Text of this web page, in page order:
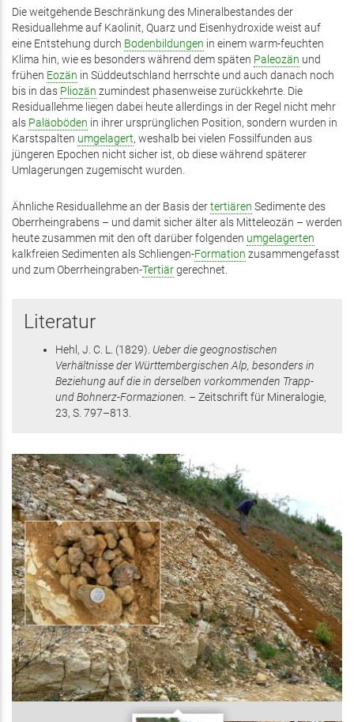
Die weitgehende Beschränkung des Mineralbestandes der
Residuallehme auf Kaolinit, Quarz und Eisenhydroxide weist auf
eine Entstehung durch Bodenbildungen in einem warm-feuchten
Klima hin, wie es besonders während dem späten Paleozän und
frühen Eozän in Süddeutschland herrschte und auch danach noch
bis in das Pliozän zumindest phasenweise zurückkehrte. Die
Residuallehme liegen dabei heute allerdings in der Regel nicht mehr
als Paläoböden in ihrer ursprünglichen Position, sondern wurden in
Karstspalten umgelagert, weshalb bei vielen Fossilfunden aus
jüngeren Epochen nicht sicher ist, ob diese während späterer
Umlagerungen zugemischt wurden.
Ähnliche Residuallehme an der Basis dertertiären Sedimente des
Oberrheingrabens – und damit sicher älter als Mitteleozän – werden
heute zusammen mit den oft darüber folgenden umgelagerten
kalkfreien Sedimenten als Schliengen-Formation zusammengefasst
und zum Oberrheingraben-Tertiärgerechnet.
Literatur
Hehl, J. C. L. (1829). Ueber die geognostischen
Verhältnisse der Württembergischen Alp, besonders in
Beziehung auf die in derselben vorkommenden Trapp-
und Bohnerz-Formazionen. – Zeitschrift für Mineralogie,
23, S. 797–813.